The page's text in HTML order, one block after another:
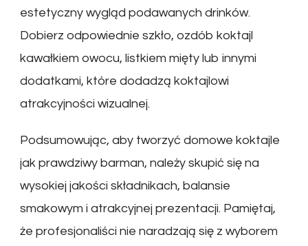
estetyczny wygląd podawanych drinków.
Dobierz odpowiednie szkło, ozdób koktajl
kawałkiem owocu, listkiem mięty lub innymi
dodatkami, które dodadzą koktajlowi
atrakcyjności wizualnej.
Podsumowując, aby tworzyć domowe koktajle
jak prawdziwy barman, należy skupić się na
wysokiej jakości składnikach, balansie
smakowym i atrakcyjnej prezentacji. Pamiętaj,
że profesjonaliści nie naradzają się z wyborem